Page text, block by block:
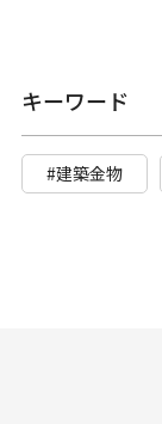
キーワード
#建築金物